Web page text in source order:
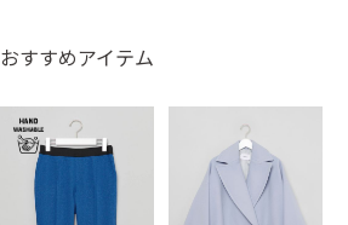
おすすめアイテム